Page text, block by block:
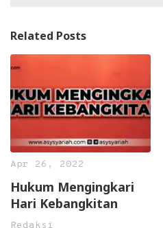
Related Posts
Apr 26, 2022
Hukum Mengingkari
Hari Kebangkitan
Redaksi